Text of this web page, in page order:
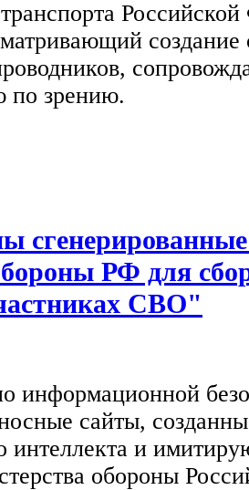
создание
по зрению.
РФ для
СВО"
информационной
сайты,
интеллекта и
обороны